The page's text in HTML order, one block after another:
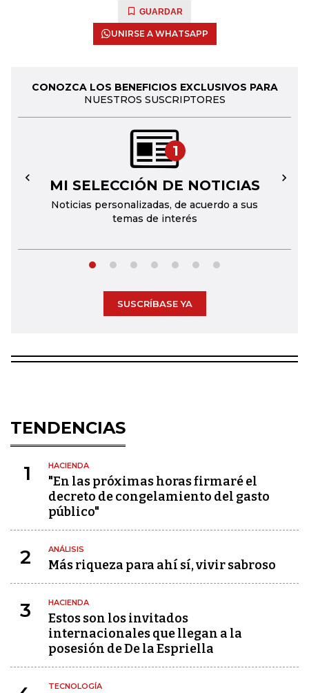
GUARDAR
UNIRSE A WHATSAPP
CONOZCA LOS BENEFICIOS EXCLUSIVOS PARA
NUESTROS SUSCRIPTORES
1
MI SELECCIÓN DE NOTICIAS
Noticias personalizadas, de acuerdo a sus
temas de interés
← →
SUSCRÍBASE YA
TENDENCIAS
1 HACIENDA
"En las próximas horas firmaré el
decreto de congelamiento del gasto
público"
2 ANÁLISIS
Más riqueza para ahí sí, vivir sabroso
3 HACIENDA
Estos son los invitados
internacionales que llegan a la
posesión de De la Espriella
TECNOLOGÍA